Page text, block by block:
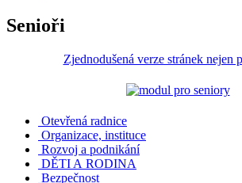
Senioři
Zjednodušená verze stránek nejen
Otevřená radnice
Organizace, instituce
Rozvoj a podnikání
DĚTI A RODINA
Bezpečnost